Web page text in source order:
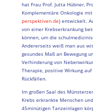
hat Frau Prof. Jutta Hübner,
Komplementäre Onkologie
perspektiven.de) entwickelt.
von einer Krebserkrankung
können, um die
Andererseits weiß man aus
gesundes Maß an Bewegung
Verhinderung von
Therapie, positive Wirkung
Rückfällen.
Im großen Saal des
Krebs erkrankte Menschen
45minütigen Tanzeinlagen